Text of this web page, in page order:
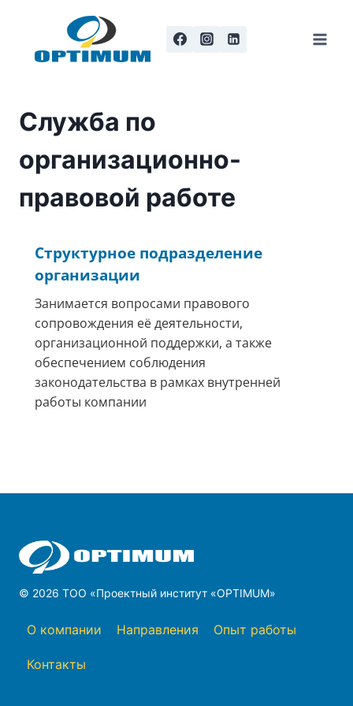
содержанию
Служба по
организационно-
правовой работе
Cтруктурное подразделение
организации
Занимается вопросами правового
сопровождения её деятельности,
организационной поддержки, а также
обеспечением соблюдения
законодательства в рамках внутренней
работы компании
© 2026 ТОО «Проектный институт «OPTIMUM»
О компании Направления Опыт работы
Контакты